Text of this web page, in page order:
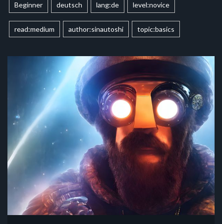
Beginner deutsch lang:de level:novice
read:medium author:sinautoshi topic:basics